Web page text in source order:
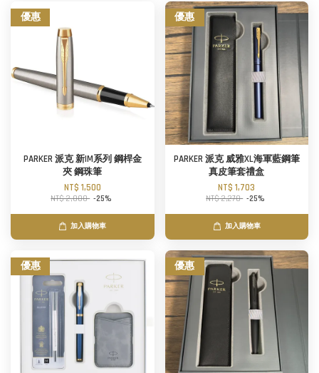
優惠
PARKER 派克 新IM系列 鋼桿金
夾 鋼珠筆
NT$ 1,500
NT$ 2,000 -25%
加入購物車
優惠
PARKER 派克 威雅XL海軍藍鋼筆
真皮筆套禮盒
NT$ 1,703
NT$ 2,270 -25%
加入購物車
優惠 優惠